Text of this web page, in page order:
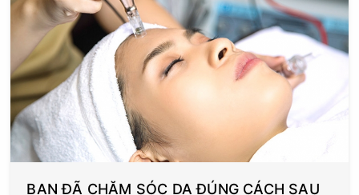
BẠN ĐÃ CHĂM SÓC DA ĐÚNG CÁCH SAU